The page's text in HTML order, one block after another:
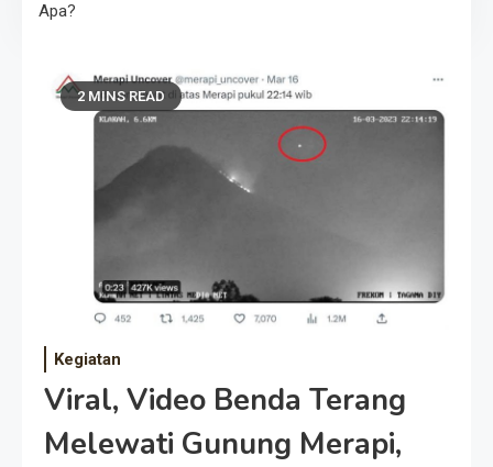
Apa?
2 MINS READ
Kegiatan
Viral, Video Benda Terang
Melewati Gunung Merapi,